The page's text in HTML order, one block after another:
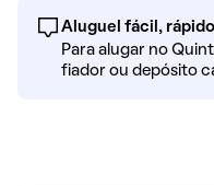
Aluguel fácil,
Para alugar no
fiador ou depósito